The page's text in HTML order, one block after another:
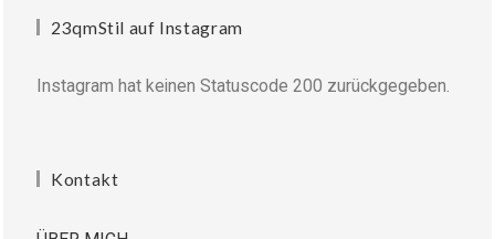
23qmStil auf Instagram
Instagram hat keinen Statuscode 200 zurückgegeben.
Kontakt